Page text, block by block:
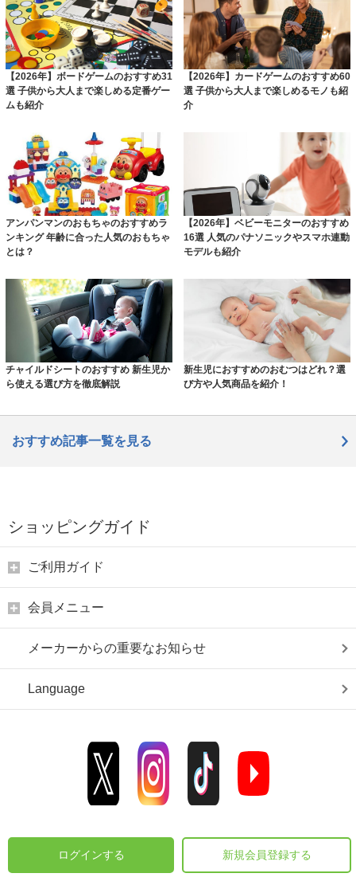
【2026年】ボードゲームのおすすめ31
選 子供から大人まで楽しめる定番ゲー
ムも紹介
【2026年】カードゲームのおすすめ60
選 子供から大人まで楽しめるモノも紹
介
アンパンマンのおもちゃのおすすめラ
ンキング 年齢に合った人気のおもちゃ
とは？
【2026年】ベビーモニターのおすすめ
16選 人気のパナソニックやスマホ連動
モデルも紹介
チャイルドシートのおすすめ 新生児か
ら使える選び方を徹底解説
新生児におすすめのおむつはどれ？選
び方や人気商品を紹介！
おすすめ記事一覧を見る
ショッピングガイド
ご利用ガイド
会員メニュー
メーカーからの重要なお知らせ
Language
ログインする 新規会員登録する